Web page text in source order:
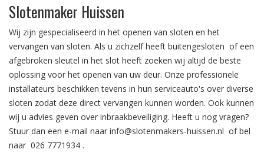
Slotenmaker Huissen
Wij zijn gespecialiseerd in het openen van sloten en het
vervangen van sloten. Als u zichzelf heeft buitengesloten of een
afgebroken sleutel in het slot heeft zoeken wij altijd de beste
oplossing voor het openen van uw deur. Onze professionele
installateurs beschikken tevens in hun serviceauto's over diverse
sloten zodat deze direct vervangen kunnen worden. Ook kunnen
wij u advies geven over inbraakbeveiliging. Heeft u nog vragen?
Stuur dan een e-mail naar info@slotenmakers-huissen.nl of bel
naar 026 7771934 .